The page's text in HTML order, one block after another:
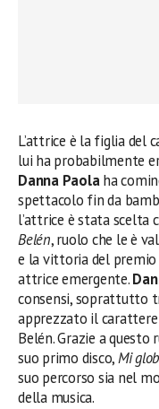
L’attrice è la figlia del
lui ha probabilmente
Danna Paolaha
spettacolo fin da
l’attrice è stata scelta
Belén, ruolo che le è
e la vittoria del premio
attrice emergente.
consensi, soprattutto
apprezzato il
Belén. Grazie a
suo primo disco,Mi
suo percorso sia nel
della musica.